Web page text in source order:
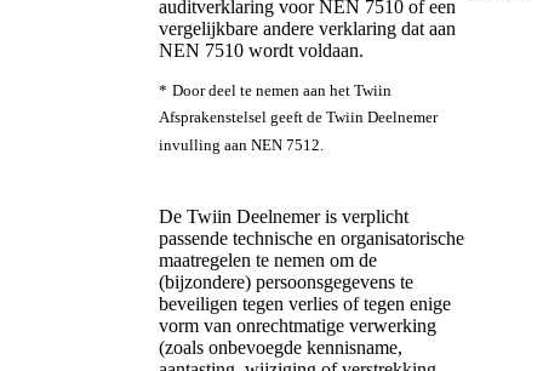
auditverklaring voor NEN 7510 of een
vergelijkbare andere verklaring dat aan
NEN 7510 wordt voldaan.
* Door deel te nemen aan het Twiin
Afsprakenstelsel geeft de Twiin Deelnemer
invulling aan NEN 7512.
De Twiin Deelnemer is verplicht
passende technische en organisatorische
maatregelen te nemen om de
(bijzondere) persoonsgegevens te
beveiligen tegen verlies of tegen enige
vorm van onrechtmatige verwerking
(zoals onbevoegde kennisname,